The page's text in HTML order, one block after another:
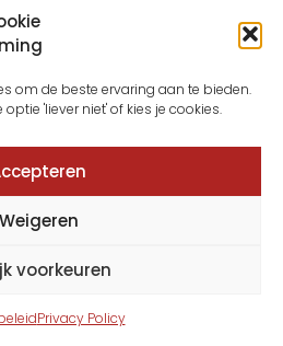
om de beste ervaring aan te bieden.
optie 'liever niet' of kies je cookies.
Weigeren
voorkeuren
Privacy Policy